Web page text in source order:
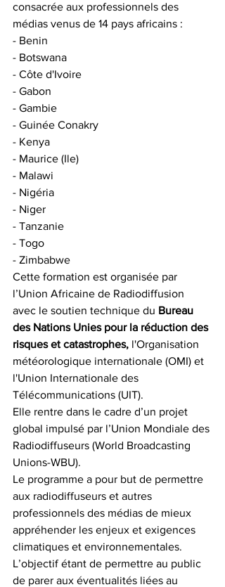
consacrée aux professionnels des
médias venus de 14 pays africains :
- Benin
- Botswana
- Côte d'Ivoire
- Gabon
- Gambie
- Guinée Conakry
- Kenya
- Maurice (Ile)
- Malawi
- Nigéria
- Niger
- Tanzanie
- Togo
- Zimbabwe
Cette formation est organisée par
l’Union Africaine de Radiodiffusion
avec le soutien technique du Bureau
des Nations Unies pour la réduction des
risques et catastrophes, l'Organisation
météorologique internationale (OMI) et
l'Union Internationale des
Télécommunications (UIT).
Elle rentre dans le cadre d’un projet
global impulsé par l’Union Mondiale des
Radiodiffuseurs (World Broadcasting
Unions-WBU).
Le programme a pour but de permettre
aux radiodiffuseurs et autres
professionnels des médias de mieux
appréhender les enjeux et exigences
climatiques et environnementales.
L’objectif étant de permettre au public
de parer aux éventualités liées au